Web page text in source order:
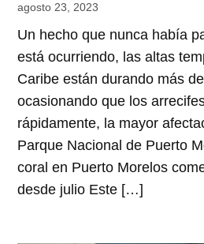
agosto 23, 2023
Un hecho que nunca había
está ocurriendo, las altas
Caribe están durando más
ocasionando que los
rápidamente, la mayor
Parque Nacional de Puerto
coral en Puerto Morelos
desde julio Este […]